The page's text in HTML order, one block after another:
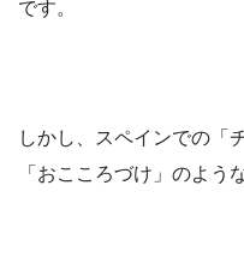
です。
しかし、スペインでの「
「おこころづけ」 のよう